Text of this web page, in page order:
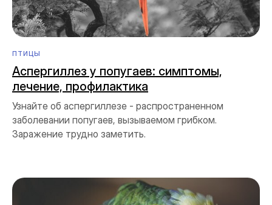
ПТИЦЫ
Аспергиллез у попугаев: симптомы,
лечение, профилактика
Узнайте об аспергиллезе - распространенном
заболевании попугаев, вызываемом грибком.
Заражение трудно заметить.